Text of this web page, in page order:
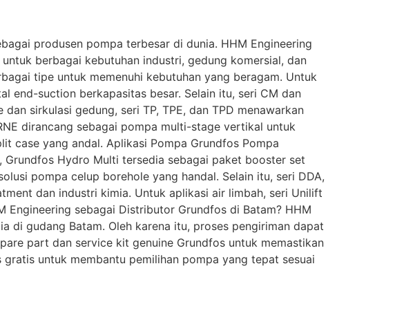
produsen pompa terbesar di dunia. HHM Engineering
berbagai kebutuhan industri, gedung komersial, dan
tipe untuk memenuhi kebutuhan yang beragam. Untuk
end-suction berkapasitas besar. Selain itu, seri CM dan
sirkulasi gedung, seri TP, TPE, dan TPD menawarkan
dirancang sebagai pompa multi-stage vertikal untuk
case yang andal. Aplikasi Pompa Grundfos Pompa
Hydro Multi tersedia sebagai paket booster set
pompa celup borehole yang handal. Selain itu, seri DDA,
dan industri kimia. Untuk aplikasi air limbah, seri Unilift
Engineering sebagai Distributor Grundfos di Batam? HHM
di gudang Batam. Oleh karena itu, proses pengiriman dapat
part dan service kit genuine Grundfos untuk memastikan
untuk membantu pemilihan pompa yang tepat sesuai